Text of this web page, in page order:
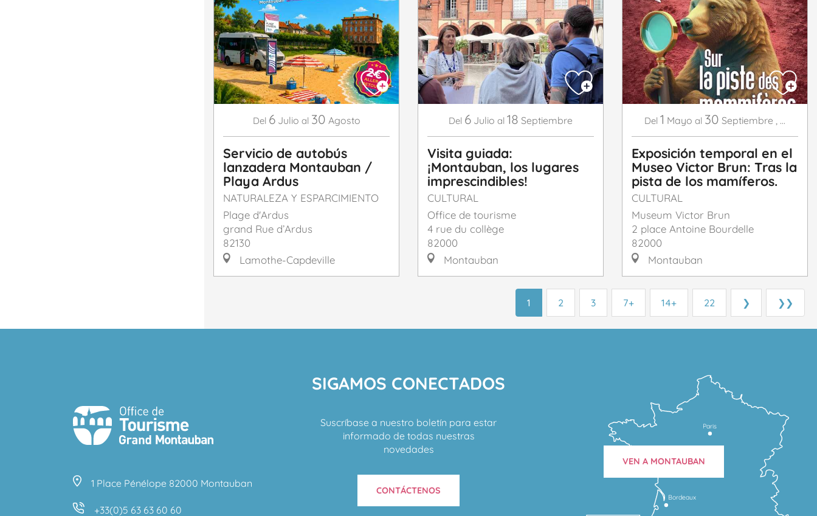
Del 6 Julio al 30 Agosto
Servicio de autobús
lanzadera Montauban /
Playa Ardus
NATURALEZA Y ESPARCIMIENTO
Plage d'Ardus
grand Rue d’Ardus
82130
Lamothe-Capdeville
Del 6 Julio al 18 Septiembre
Visita guiada:
¡Montauban, los lugares
imprescindibles!
CULTURAL
Office de tourisme
4 rue du collège
82000
Montauban
Del 1 Mayo al 30 Septiembre ...
Exposición temporal en el
Museo Victor Brun: Tras la
pista de los mamíferos.
CULTURAL
Museum Victor Brun
2 place Antoine Bourdelle
82000
Montauban
1 2 3 7+ 14+ 22 ❯ ❯❯
1 Place Pénélope 82000 Montauban
+33(0)5 63 63 60 60
SIGAMOS CONECTADOS
Suscríbase a nuestro boletín para estar
informado de todas nuestras
novedades
CONTÁCTENOS
Bordeaux
Paris
VEN A MONTAUBAN